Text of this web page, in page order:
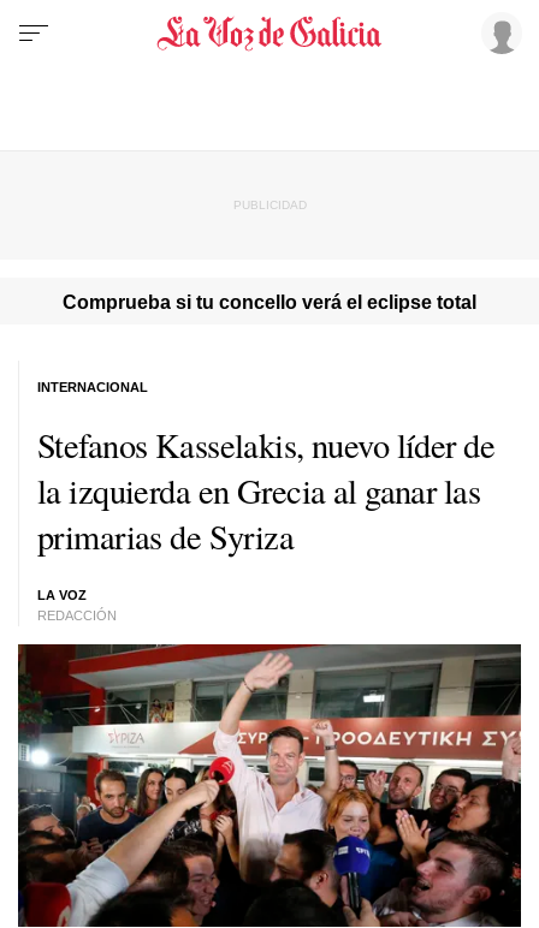
Comprueba si tu concello verá el eclipse total
Stefanos Kasselakis, nuevo líder de
la izquierda en Grecia al ganar las
primarias de Syriza
LA VOZ
REDACCIÓN
INTERNACIONAL